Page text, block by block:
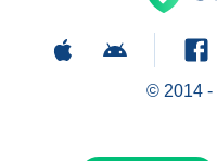
© 2014 -